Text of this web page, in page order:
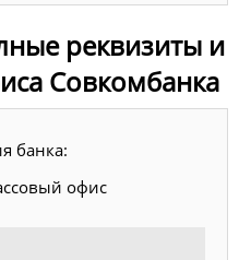
реквизиты и
Совкомбанка
банка:
офис